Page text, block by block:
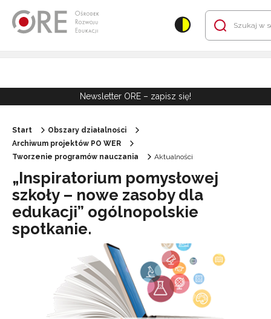
Newsletter ORE – zapisz się!
Start
Obszary działalności
Archiwum projektów PO WER
Tworzenie programów nauczania
Aktualności
„Inspiratorium pomysłowej
szkoły – nowe zasoby dla
edukacji” ogólnopolskie
spotkanie.